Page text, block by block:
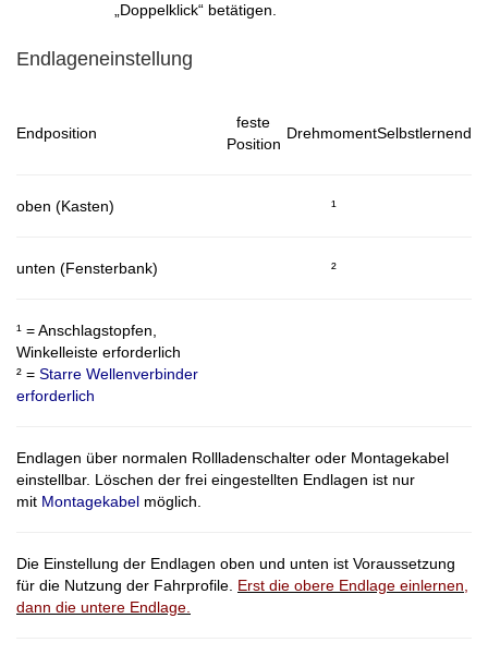
„Doppelklick“ betätigen.
Endlageneinstellung
Endposition
feste
Position
DrehmomentSelbstlernend
oben (Kasten) ¹
unten (Fensterbank) ²
¹ = Anschlagstopfen,
Winkelleiste erforderlich
² = Starre Wellenverbinder
erforderlich
Endlagen über normalen Rollladenschalter oder Montagekabel
einstellbar. Löschen der frei eingestellten Endlagen ist nur
mit Montagekabel möglich.
Die Einstellung der Endlagen oben und unten ist Voraussetzung
für die Nutzung der Fahrprofile. Erst die obere Endlage einlernen,
dann die untere Endlage.